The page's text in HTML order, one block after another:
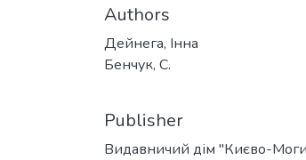
Authors
Дейнега, Інна
Бенчук, С.
Publisher
Видавничий дім "Києво-